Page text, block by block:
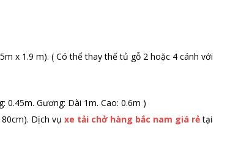
x 1.9 m). ( Có thể thay thế tủ gỗ 2 hoặc 4 cánh với
0.45m. Gương: Dài 1m. Cao: 0.6m )
Dịch vụ xe tải chở hàng bắc nam giá rẻtại